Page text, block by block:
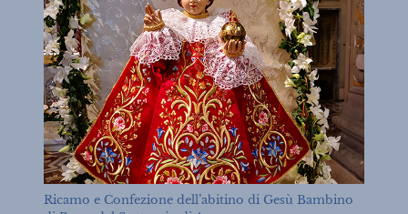
Ricamo e Confezione dell’abitino di Gesù Bambino